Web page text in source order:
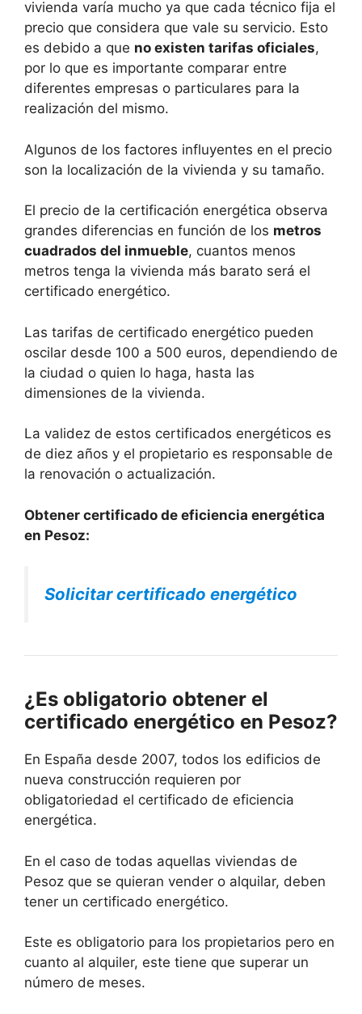
vivienda varía mucho ya que cada técnico fija el
precio que considera que vale su servicio. Esto
es debido a que no existen tarifas oficiales,
por lo que es importante comparar entre
diferentes empresas o particulares para la
realización del mismo.
Algunos de los factores influyentes en el precio
son la localización de la vivienda y su tamaño.
El precio de la certificación energética observa
grandes diferencias en función de los metros
cuadrados del inmueble, cuantos menos
metros tenga la vivienda más barato será el
certificado energético.
Las tarifas de certificado energético pueden
oscilar desde 100 a 500 euros, dependiendo de
la ciudad o quien lo haga, hasta las
dimensiones de la vivienda.
La validez de estos certificados energéticos es
de diez años y el propietario es responsable de
la renovación o actualización.
Obtener certificado de eficiencia energética
en Pesoz:
Solicitar certificado energético
¿Es obligatorio obtener el
certificado energético en Pesoz?
En España desde 2007, todos los edificios de
nueva construcción requieren por
obligatoriedad el certificado de eficiencia
energética.
En el caso de todas aquellas viviendas de
Pesoz que se quieran vender o alquilar, deben
tener un certificado energético.
Este es obligatorio para los propietarios pero en
cuanto al alquiler, este tiene que superar un
número de meses.